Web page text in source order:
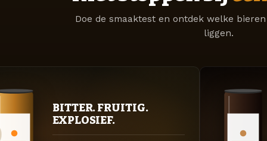
Doe de smaaktest en ontdek welke
liggen.
BITTER. FRUITIG.
EXPLOSIEF.